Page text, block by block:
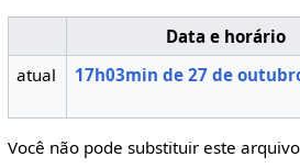
Data e horário
atual
17h03min de 27 de
Você não pode substituir este